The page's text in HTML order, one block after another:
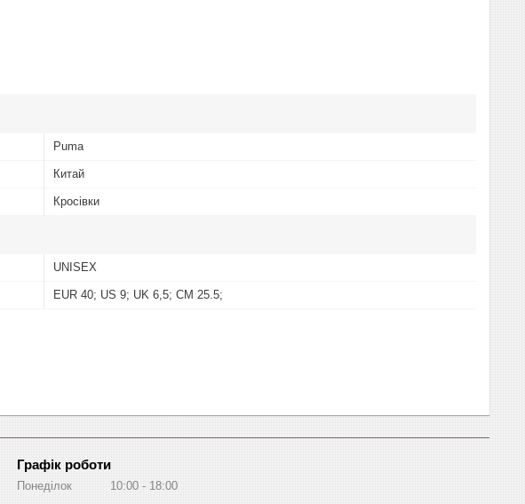
Puma
Китай
Кросівки
UNISEX
EUR 40; US 9; UK 6,5; CM 25.5;
Графік роботи
Понеділок 10:00
18:00